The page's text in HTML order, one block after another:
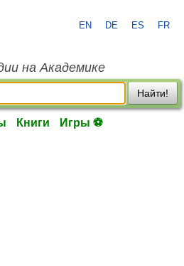
EN DE ES FR
на Академике
Найти!
Книги Игры ⚽